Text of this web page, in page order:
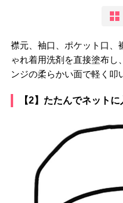
襟元、袖口、ポケット口、
ゃれ着用洗剤を直接塗布し
ンジの柔らかい面で軽く叩
【2】たたんでネットに